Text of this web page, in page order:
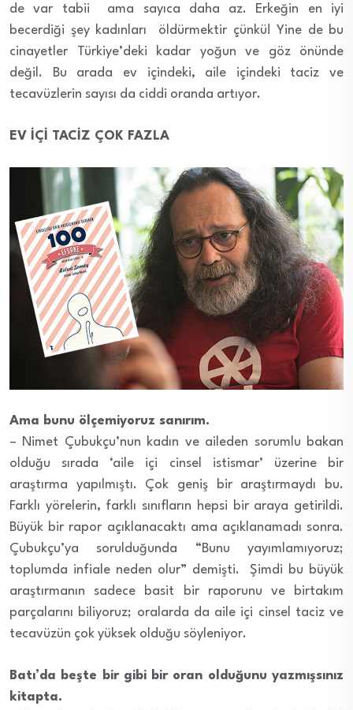
de var tabii ama sayıca daha az. Erkeğin en iyi
becerdiği şey kadınları öldürmektir çünkü! Yine de bu
cinayetler Türkiye’deki kadar yoğun ve göz önünde
değil. Bu arada ev içindeki, aile içindeki taciz ve
tecavüzlerin sayısı da ciddi oranda artıyor.
EV İÇİ TACİZ ÇOK FAZLA
Ama bunu ölçemiyoruz sanırım.
– Nimet Çubukçu’nun kadın ve aileden sorumlu bakan
olduğu sırada ‘aile içi cinsel istismar’ üzerine bir
araştırma yapılmıştı. Çok geniş bir araştırmaydı bu.
Farklı yörelerin, farklı sınıfların hepsi bir araya getirildi.
Büyük bir rapor açıklanacaktı ama açıklanamadı sonra.
Çubukçu’ya sorulduğunda “Bunu yayımlamıyoruz;
toplumda infiale neden olur” demişti. Şimdi bu büyük
araştırmanın sadece basit bir raporunu ve birtakım
parçalarını biliyoruz; oralarda da aile içi cinsel taciz ve
tecavüzün çok yüksek olduğu söyleniyor.
Batı’da beşte bir gibi bir oran olduğunu yazmışsınız
kitapta.